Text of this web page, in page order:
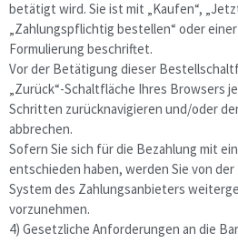
betätigt wird. Sie ist mit „Kaufen“,
„Zahlungspflichtig bestellen“ oder
Formulierung beschriftet.
Vor der Betätigung dieser
„Zurück“-Schaltfläche Ihres Browsers
Schritten zurücknavigieren und/oder
abbrechen.
Sofern Sie sich für die Bezahlung mit
entschieden haben, werden Sie von
System des Zahlungsanbieters
vorzunehmen.
4) Gesetzliche Anforderungen an die